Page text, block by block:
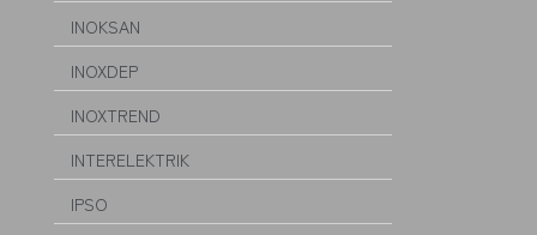
INOKSAN
INOXDEP
INOXTREND
INTERELEKTRIK
IPSO